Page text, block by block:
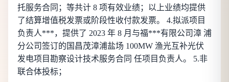
托服务合同；等共计 8 项有效业绩；以上业绩均提供
了结算增值税发票或阶段性收付款发票。 4.拟派项目
负责人***，提供了 2023 年 8 月与福***有限公司漳 浦
分公司签订的国昌茂漳浦盐场 100MW 渔光互补光伏
发电项目勘察设计技术服务合同 任项目负责人。 5.非
联合体投标；